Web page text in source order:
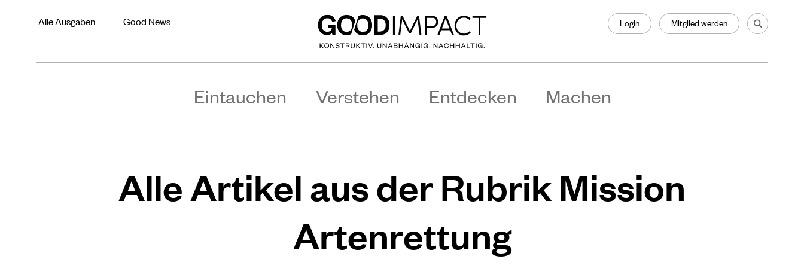
Alle Ausgaben Good News Login Mitglied werden
Eintauchen Verstehen Entdecken Machen
Alle Artikel aus der Rubrik Mission
Artenrettung